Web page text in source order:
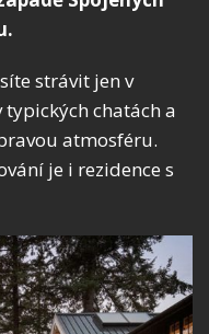
strávit jen v
chatách a
atmosféru.
je i rezidence s